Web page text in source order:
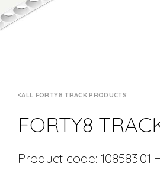
ALL FORTY8 TRACK PRODUCTS
FORTY8
Product code: 108583.01